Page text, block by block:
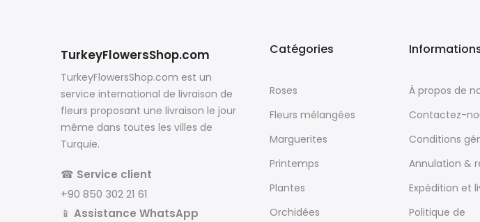
TurkeyFlowersShop.com
TurkeyFlowersShop.com est un
service international de livraison de
fleurs proposant une livraison le jour
même dans toutes les villes de
Turquie.
☎ Service client
+90 850 302 21 61
📱 Assistance WhatsApp
Catégories
Roses
Fleurs mélangées
Marguerites
Printemps
Plantes
Orchidées
À propos de
Contactez-
Conditions
Annulation &
Expédition et
Politique de